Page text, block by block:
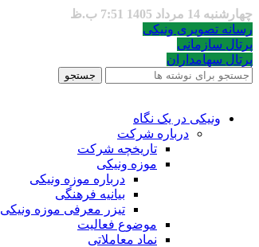
چهارشنبه 14 مرداد 1405 7:51 ب.ظ
رسانه تصویری ونیکی
پرتال سازمانی
پرتال سهامداران
جستجو
ونیکی در یک نگاه
درباره شرکت
تاریخچه شرکت
موزه ونیکی
درباره موزه ونیکی
بیانیه فرهنگی
تیزر معرفی موزه ونیکی
موضوع فعالیت
نماد معاملاتی